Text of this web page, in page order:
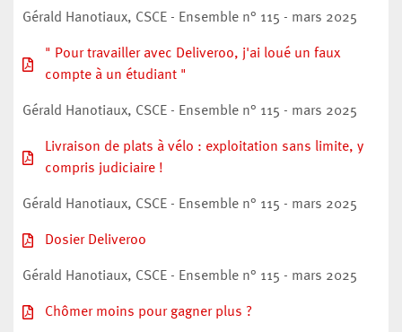
Gérald Hanotiaux, CSCE - Ensemble n° 115 - mars 2025
" Pour travailler avec Deliveroo, j'ai loué un faux
compte à un étudiant "
Gérald Hanotiaux, CSCE - Ensemble n° 115 - mars 2025
Livraison de plats à vélo : exploitation sans limite, y
compris judiciaire !
Gérald Hanotiaux, CSCE - Ensemble n° 115 - mars 2025
Dosier Deliveroo
Gérald Hanotiaux, CSCE - Ensemble n° 115 - mars 2025
Chômer moins pour gagner plus ?